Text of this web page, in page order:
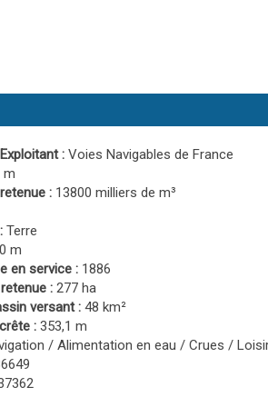
: Voies Navigables de France
m
: 13800 milliers de m³
Terre
m
en service : 1886
: 277 ha
versant : 48 km²
: 353,1 m
/ Alimentation en eau / Crues /